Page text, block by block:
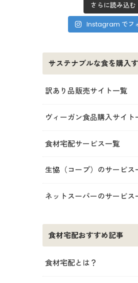
さらに読み込む
Instagram でフ
サステナブルな食を購入
訳あり品販売サイト一覧
ヴィーガン食品購入サイト
食材宅配サービス一覧
生協（コープ）のサービス
ネットスーパーのサービス
食材宅配おすすめ記事
食材宅配とは？